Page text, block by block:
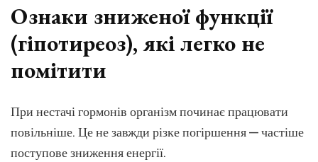
Ознаки зниженої функції
(гіпотиреоз), які легко не
помітити
При нестачі гормонів організм починає працювати
повільніше. Це не завжди різке погіршення — частіше
поступове зниження енергії.